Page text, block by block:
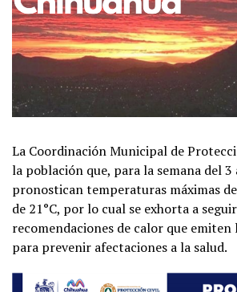
La Coordinación Municipal de
la población que, para la semana del 3
pronostican temperaturas máximas
de 21°C, por lo cual se exhorta a
recomendaciones de calor que emiten
para prevenir afectaciones a la salud.